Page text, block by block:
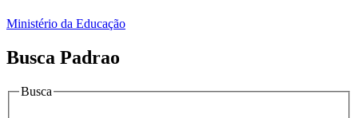
Ministério da Educação
Busca Padrao
Busca